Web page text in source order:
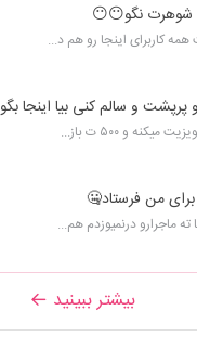
شوهرت نگو😶😶
کاربرای اینجا رو هم د...
پرپشت و سالم کنی بیا اینجا بگو
و ۵۰۰ ت باز...
من فرستاد🤐
ماجرارو درنمیوزدم هم...
بیشتر ببینید